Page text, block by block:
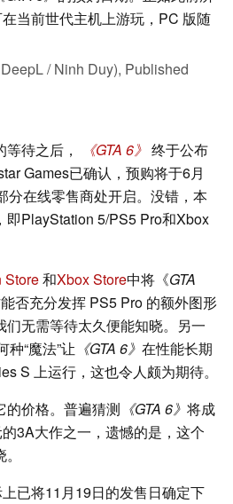
当前世代主机上游玩，PC 版随
DeepL / Ninh Duy), Published
待之后， 《GTA 6》 终于公布
Games已确认，预购将于6月
分在线零售商处开启。没错，本
即PlayStation 5/PS5 Pro和Xbox
Store和Xbox Store中将《GTA
否充分发挥 PS5 Pro 的额外图形
无需等待太久便能知晓。另一
“魔法”让 《GTA 6》 在性能长期
S 上运行，这也令人颇为期待。
的价格。普遍猜测 《GTA 6》 将成
3A大作之一，遗憾的是，这个
已将11月19日的发售日确定下